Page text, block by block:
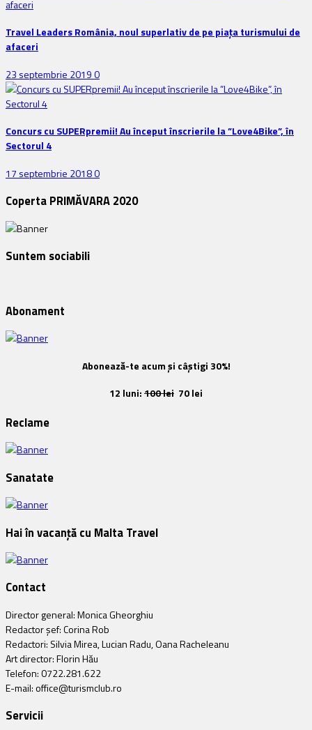
Travel Leaders România, noul superlativ de pe piața turismului de
afaceri
23 septembrie 20190
Concurs cu SUPERpremii! Au început înscrierile la ”Love4Bike”, în
Sectorul 4
17 septembrie 20180
Coperta PRIMĂVARA 2020
Suntem sociabili
Abonament
Abonează-te acum și câștigi 30%!
12 luni:100 lei 70 lei
Reclame
Sanatate
Hai în vacanță cu Malta Travel
Contact
Director general: Monica Gheorghiu
Redactor șef: Corina Rob
Redactori: Silvia Mirea, Lucian Radu, Oana Racheleanu
Art director: Florin Hău
Telefon: 0722.281.622
E-mail: office@turismclub.ro
Servicii